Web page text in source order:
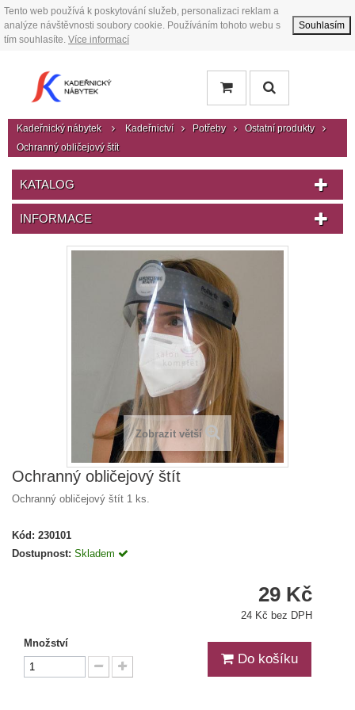
Tento web používá k poskytování služeb, personalizaci reklam a
analýze návštěvnosti soubory cookie. Používáním tohoto webu s
tím souhlasíte. Více informací
Souhlasím
Kadeřnický nábytek Kadeřnictví Potřeby
Ostatní produkty
Ochranný obličejový štít
KATALOG
INFORMACE
Zobrazit větší
Ochranný obličejový štít
Ochranný obličejový štít 1 ks.
Kód: 230101
Dostupnost: Skladem
29 Kč
24 Kč bez DPH
Množství
Do košíku